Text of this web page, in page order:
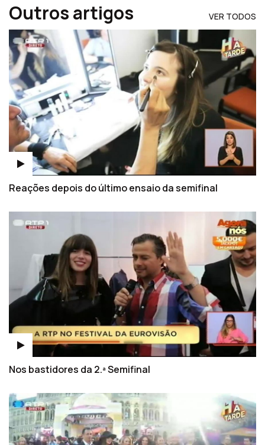
Outros artigos VER TODOS
Reações depois do último ensaio da semifinal
Nos bastidores da 2.ª Semifinal